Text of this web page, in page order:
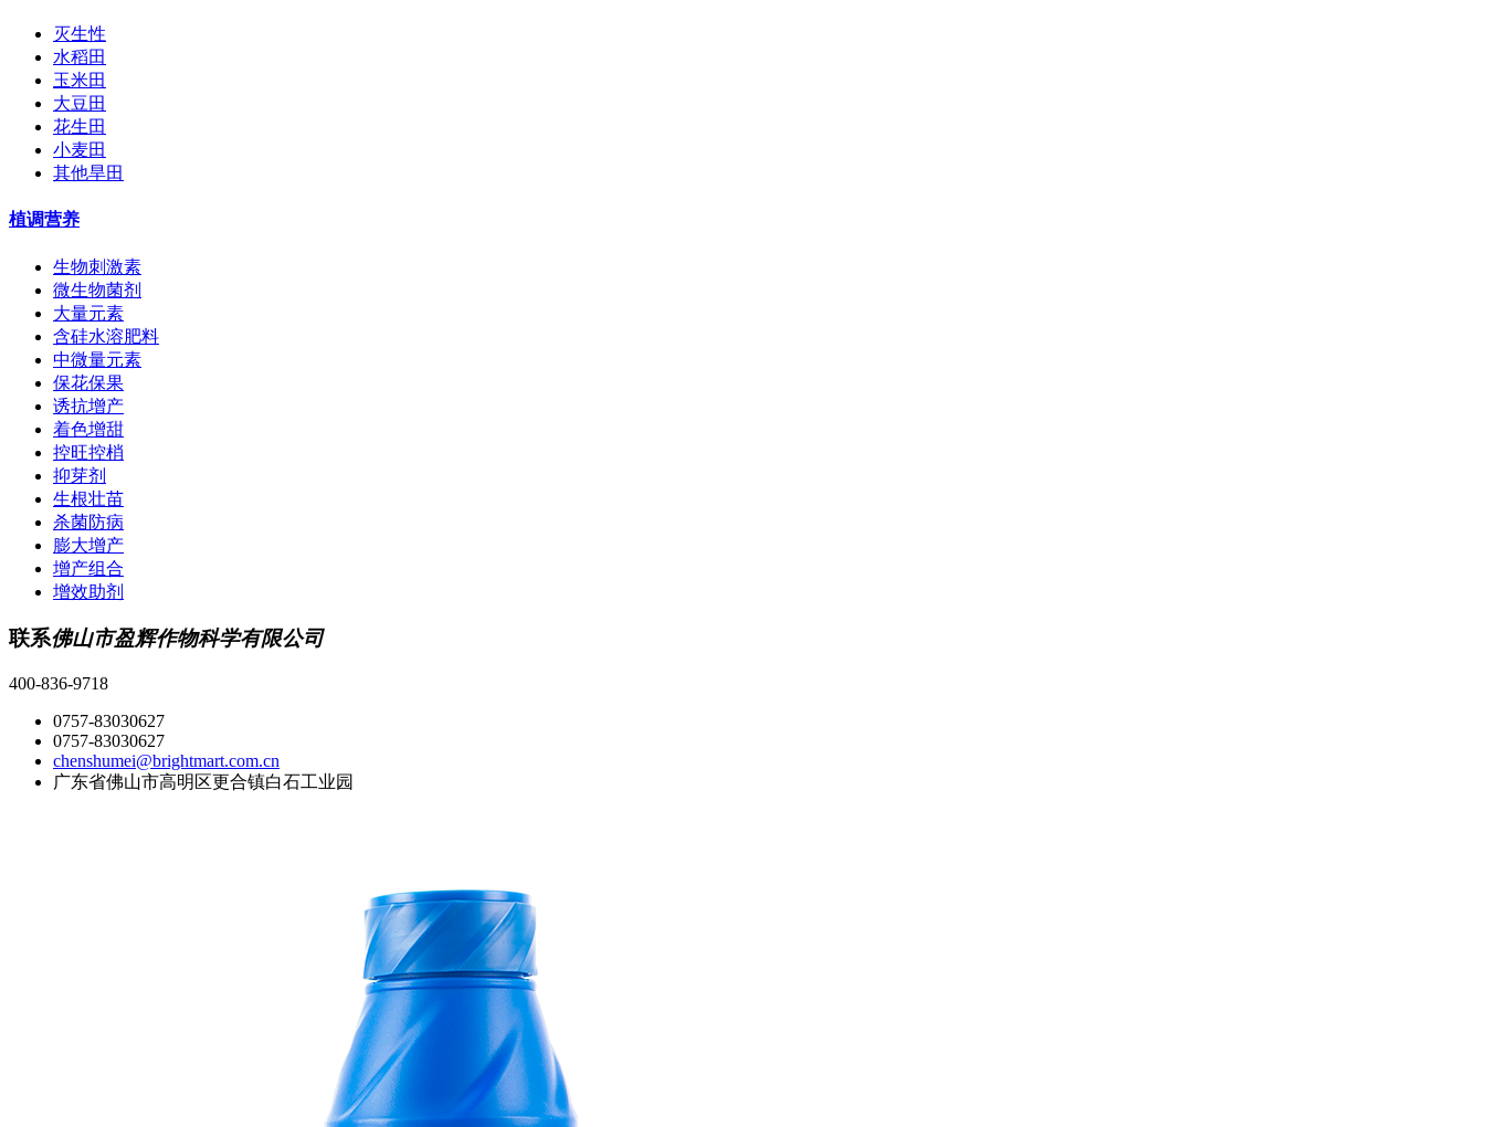
灭生性
水稻田
玉米田
大豆田
花生田
小麦田
其他旱田
植调营养
生物刺激素
微生物菌剂
大量元素
含硅水溶肥料
中微量元素
保花保果
诱抗增产
着色增甜
控旺控梢
抑芽剂
生根壮苗
杀菌防病
膨大增产
增产组合
增效助剂
联系佛山市盈辉作物科学有限公司
400-836-9718
0757-83030627
0757-83030627
chenshumei@brightmart.com.cn
广东省佛山市高明区更合镇白石工业园